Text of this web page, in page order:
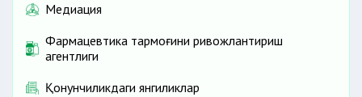
Медиация
Фармацевтика тармоғини ривожлантириш
агентлиги
Қонунчиликдаги янгиликлар